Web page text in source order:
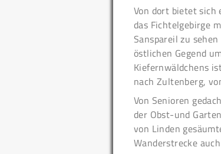
Von dort bietet
das Fichtelgebirge
Sanspareil zu
östlichen Gegend
Kiefernwäldchens
nach Zultenberg,
Von Senioren
der Obst-und
von Linden
Wanderstrecke